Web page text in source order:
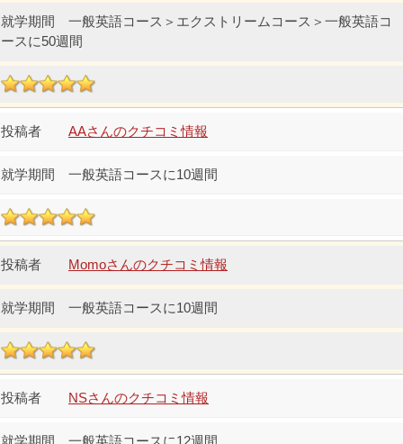
一般英語コース＞エクストリームコース＞一般英語コ
ースに50週間
AAさんのクチコミ情報
一般英語コースに10週間
Momoさんのクチコミ情報
一般英語コースに10週間
NSさんのクチコミ情報
一般英語コースに12週間